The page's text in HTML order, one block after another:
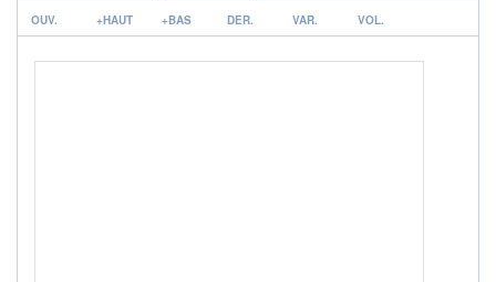
DIVIDENDE
0,00 EUR
DERNIER
r
OUV. +HAUT +BAS DER. VAR. VOL.